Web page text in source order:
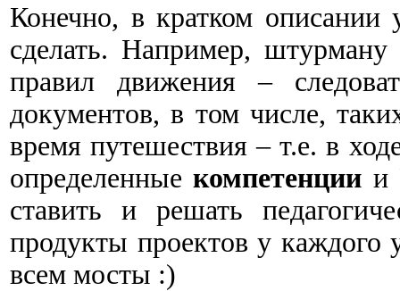
Конечно, в кратком описании
сделать. Например,
правил движения –
документов, в том числе,
время путешествия – т.е. в
определенныекомпетенции и
ставить и решать
продукты проектов у каждого
всем мосты :)